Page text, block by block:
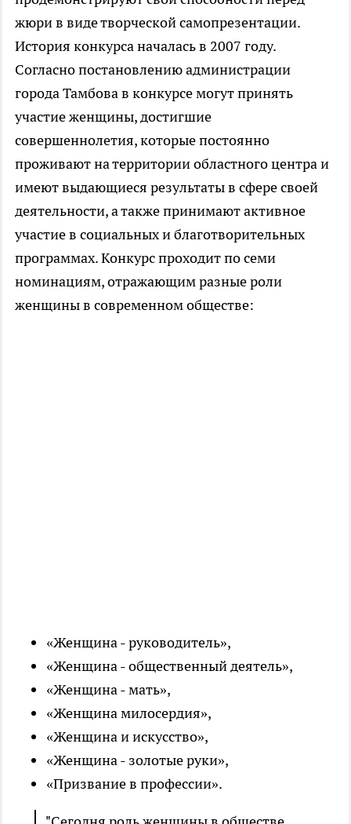
жюри в виде творческой самопрезентации.
История конкурса началась в 2007 году.
Согласно постановлению администрации
города Тамбова в конкурсе могут принять
участие женщины, достигшие
совершеннолетия, которые постоянно
проживают на территории областного центра и
имеют выдающиеся результаты в сфере своей
деятельности, а также принимают активное
участие в социальных и благотворительных
программах. Конкурс проходит по семи
номинациям, отражающим разные роли
женщины в современном обществе:
«Женщина - руководитель»,
«Женщина - общественный деятель»,
«Женщина - мать»,
«Женщина милосердия»,
«Женщина и искусство»,
«Женщина - золотые руки»,
«Призвание в профессии».